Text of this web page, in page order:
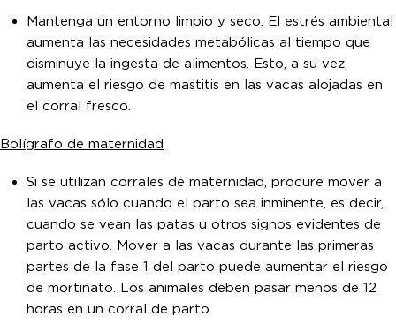
Mantenga un entorno limpio y seco. El estrés ambiental
aumenta las necesidades metabólicas al tiempo que
disminuye la ingesta de alimentos. Esto, a su vez,
aumenta el riesgo de mastitis en las vacas alojadas en
el corral fresco.
Bolígrafo de maternidad
Si se utilizan corrales de maternidad, procure mover a
las vacas sólo cuando el parto sea inminente, es decir,
cuando se vean las patas u otros signos evidentes de
parto activo. Mover a las vacas durante las primeras
partes de la fase 1 del parto puede aumentar el riesgo
de mortinato. Los animales deben pasar menos de 12
horas en un corral de parto.